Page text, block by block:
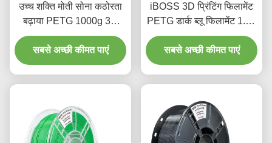
उच्च शक्ति मोती सोना कठोरता
बढ़ाया PETG 1000g 3D
प्रिंटर फिलामेंट
सबसे अच्छी कीमत पाएं
iBOSS 3D प्रिंटिंग फिलामेंट
PETG डार्क ब्लू फिलामेंट 1.75
मिमी FDM फोर्मिंग टेक्नोलॉजी 3
डी प्रिंटेड
सबसे अच्छी कीमत पाएं